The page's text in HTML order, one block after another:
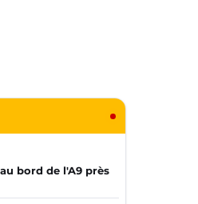
bord de l'A9 près